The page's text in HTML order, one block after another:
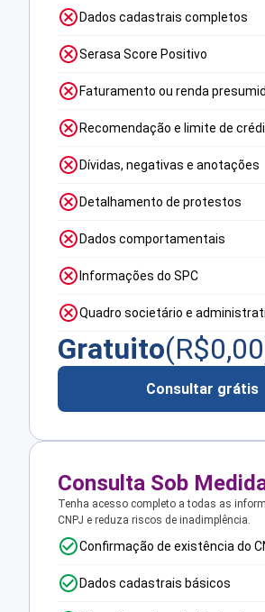
Dados cadastrais completos
Serasa Score Positivo
Faturamento ou renda
Recomendação e limite de
Dívidas, negativas e anotações
Detalhamento de protestos
Dados comportamentais
Informações do SPC
Quadro societário e
Gratuito(R$0,00
Consultar grátis
Consulta Sob
Tenha acesso completo a todas as
CNPJ e reduza riscos de inadimplência.
Confirmação de existência do
Dados cadastrais básicos